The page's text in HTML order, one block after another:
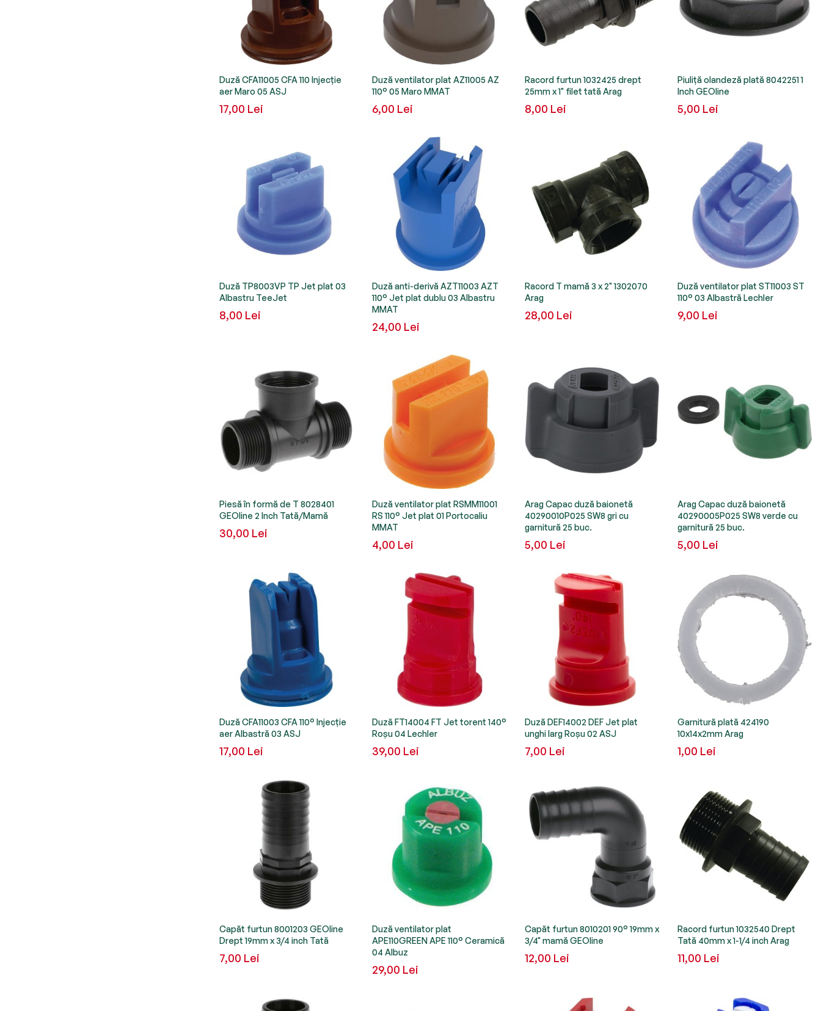
Duză CFA11005 CFA 110 Injecție
aer Maro 05 ASJ
17,00 Lei
Duză ventilator plat AZ11005 AZ
110° 05 Maro MMAT
6,00 Lei
Racord furtun 1032425 drept
25mm x 1" filet tată Arag
8,00 Lei
Piuliță olandeză plată 8042251 1
Inch GEOline
5,00 Lei
Duză TP8003VP TP Jet plat 03
Albastru TeeJet
8,00 Lei
Duză anti-derivă AZT11003 AZT
110° Jet plat dublu 03 Albastru
MMAT
24,00 Lei
Racord T mamă 3 x 2" 1302070
Arag
28,00 Lei
Duză ventilator plat ST11003 ST
110° 03 Albastră Lechler
9,00 Lei
Piesă în formă de T 8028401
GEOline 2 Inch Tată/Mamă
30,00 Lei
Duză ventilator plat RSMM11001
RS 110° Jet plat 01 Portocaliu
MMAT
4,00 Lei
Arag Capac duză baionetă
40290010P025 SW8 gri cu
garnitură 25 buc.
5,00 Lei
Arag Capac duză baionetă
40290005P025 SW8 verde cu
garnitură 25 buc.
5,00 Lei
Duză CFA11003 CFA 110° Injecție
aer Albastră 03 ASJ
17,00 Lei
Duză FT14004 FT Jet torent 140°
Roșu 04 Lechler
39,00 Lei
Duză DEF14002 DEF Jet plat
unghi larg Roșu 02 ASJ
7,00 Lei
Garnitură plată 424190
10x14x2mm Arag
1,00 Lei
Capăt furtun 8001203 GEOline
Drept 19mm x 3/4 inch Tată
7,00 Lei
Duză ventilator plat
APE110GREEN APE 110° Ceramică
04 Albuz
29,00 Lei
Capăt furtun 8010201 90° 19mm x
3/4" mamă GEOline
12,00 Lei
Racord furtun 1032540 Drept
Tată 40mm x 1-1/4 inch Arag
11,00 Lei